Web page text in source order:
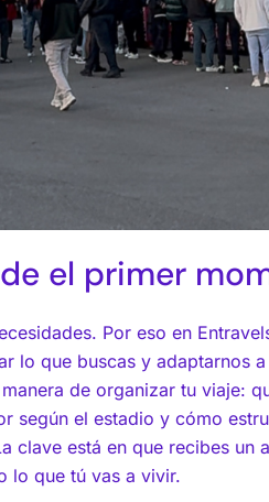
el primer
Por eso en
lo que buscas y adaptarnos
de organizar tu viaje:
según el estadio y cómo
clave está en que recibes un
lo que tú vas a vivir.